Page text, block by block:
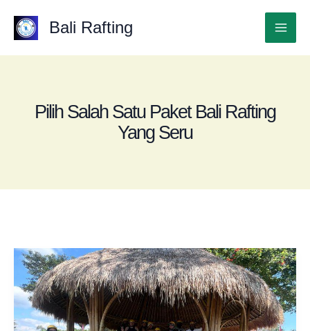
konten
Bali Rafting
Pilih Salah Satu Paket Bali Rafting
Yang Seru